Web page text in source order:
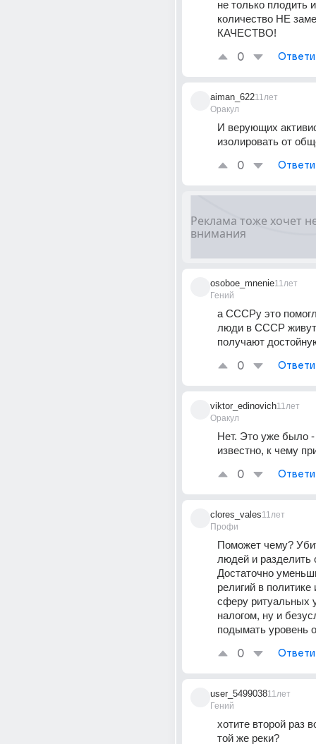
не только плодить
количество НЕ
КАЧЕСТВО!
0
aiman_622
Оракул
11лет
И верующих
изолировать от
0
osoboe_mnenie
Гений
11лет
а СССРу это
люди в СССР живут
получают
0
viktor_edinovich
Оракул
11лет
Нет. Это уже было
известно, к чему
0
clores_vales
Профи
11лет
Поможет чему?
людей и разделить
Достаточно
религий в
сферу ритуальных
налогом, ну и
подымать уровень
0
user_5499038
Гений
11лет
хотите второй раз
той же реки?